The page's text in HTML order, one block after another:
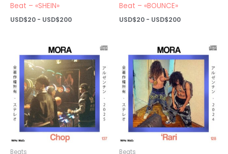
Beat – «SHEIN»
USD$20 - USD$200Rango
USD$20
hasta
USD$200
Beat – «BOUNCE»
USD$20 - USD$200Rango
USD$20
hasta
Beats Beats